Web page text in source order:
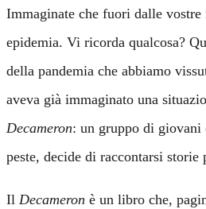
Immaginate che fuori dalle
epidemia. Vi ricorda qualcosa?
della pandemia che abbiamo
aveva già immaginato una
Decameron: un gruppo di giovani
peste, decide di raccontarsi
Il Decameron è un libro che,